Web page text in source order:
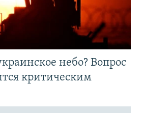
небо? Вопрос
критическим